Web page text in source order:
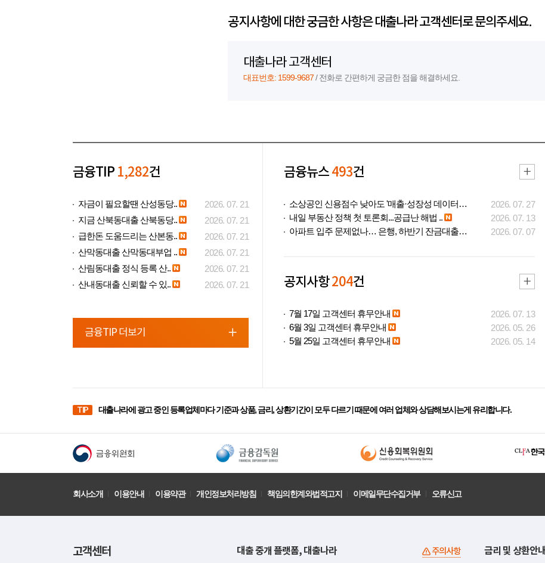
공지사항에 대한 궁금한 사항은 대출나라 고객센터로 문의주세요.
대출나라 고객센터
대표번호: 1599-9687/ 전화로 간편하게 궁금한 점을 해결하세요.
금융TIP 1,282건
자금이 필요할땐 산성동당..
2026. 07. 21
지금 산북동대출 산북동당..
2026. 07. 21
급한돈 도움드리는 산본동..
2026. 07. 21
산막동대출 산막동대부업 ..
2026. 07. 21
산림동대출 정식 등록 산..
2026. 07. 21
산내동대출 신뢰할 수 있..
2026. 07. 21
금융TIP 더보기
금융뉴스493건
소상공인 신용점수 낮아도 '매출·성장성 데이터..
2026. 07. 27
내일 부동산 정책 첫 토론회...공급난 해법 ..
2026. 07. 13
아파트 입주 문제없나… 은행, 하반기 잔금대출..
2026. 07. 07
공지사항204건
7월 17일 고객센터 휴무안내
2026. 07. 13
6월 3일 고객센터 휴무안내
2026. 05. 26
5월 25일 고객센터 휴무안내
2026. 05. 14
TIP 대출나라에 광고 중인 등록업체마다 기준과 상품, 금리, 상환기간이 모두 다르기 때문에 여러 업체와 상담해보시는게 유리합니다.
회사소개 이용안내 이용약관 개인정보처리방침 책임의한계와법적고지 이메일무단수집거부 오류신고
고객센터 대출 중개 플랫폼, 대출나라 주의사항 금리 및 상환안내